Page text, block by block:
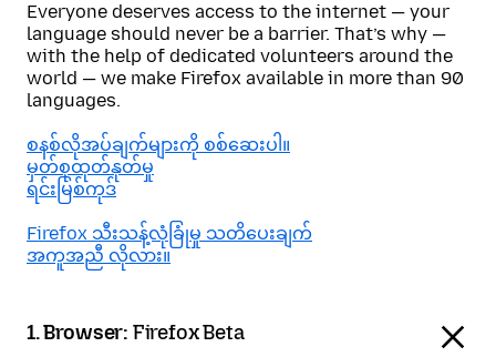
Everyone deserves access to the internet — your
language should never be a barrier. That’s why —
with the help of dedicated volunteers around the
world — we make Firefox available in more than 90
languages.
စနစ်လိုအပ်ချက်များကို စစ်ဆေးပါ။
မှတ်စုထုတ်နုတ်မှု
ရင်းမြစ်ကုဒ်
Firefox သီးသန့်လုံခြုံမှု သတိပေးချက်
အကူအညီ လိုလား။
1. Browser: Firefox Beta